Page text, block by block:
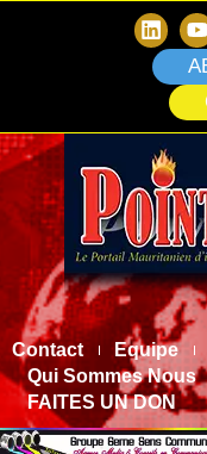
Contact Equipe
Qui Sommes Nous
FAITES UN DON